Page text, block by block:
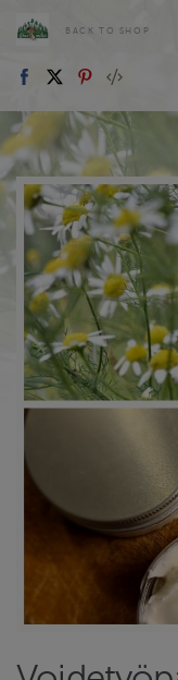
BACK TO SHOP